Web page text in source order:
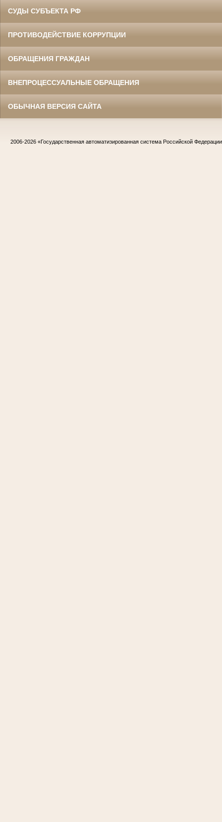
СУДЫ СУБЪЕКТА РФ
ПРОТИВОДЕЙСТВИЕ КОРРУПЦИИ
ОБРАЩЕНИЯ ГРАЖДАН
ВНЕПРОЦЕССУАЛЬНЫЕ ОБРАЩЕНИЯ
ОБЫЧНАЯ ВЕРСИЯ САЙТА
2006-2026 «Государственная автоматизированная система Российской